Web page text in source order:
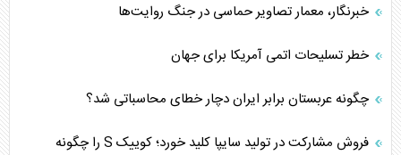
خبرنگار، معمار تصاویر حماسی در جنگ روایت‌ها
خطر تسلیحات اتمی آمریکا برای جهان
چگونه عربستان برابر ایران دچار خطای محاسباتی شد؟
فروش مشارکت در تولید سایپا کلید خورد؛ کوییک S را چگونه